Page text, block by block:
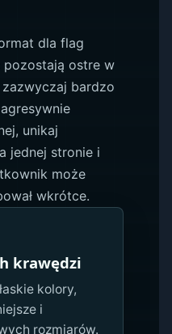
dla flag
pozostają ostre w
bardzo
unikaj
jednej stronie i
może
wkrótce.
krawędzi
kolory,
i
rozmiarów.